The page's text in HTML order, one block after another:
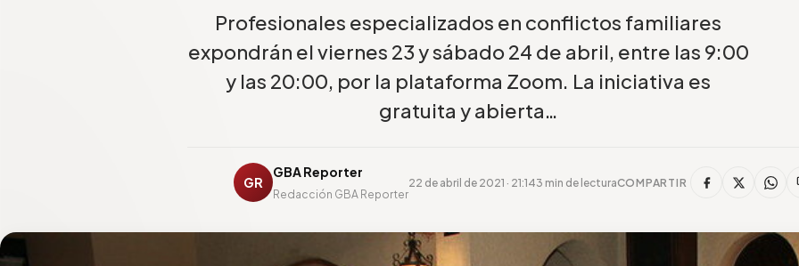
Profesionales especializados en conflictos familiares
expondrán el viernes 23 y sábado 24 de abril, entre las 9:00
y las 20:00, por la plataforma Zoom. La iniciativa es
gratuita y abierta…
GR
GBA Reporter
Redacción GBA Reporter
22 de abril de 2021 · 21:143 min de lecturaCOMPARTIR